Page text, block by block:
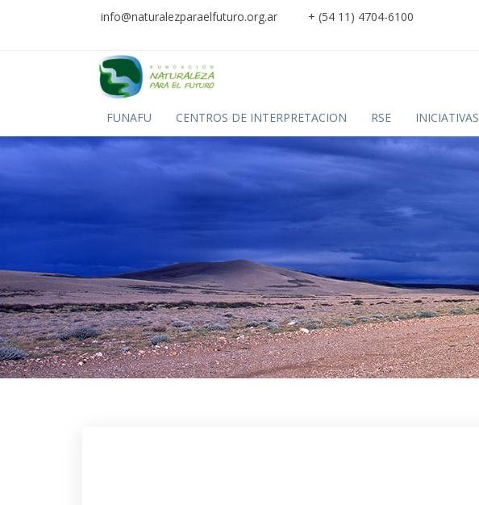
info@naturalezparaelfuturo.org.ar + (54 11) 4704-6100
FUNAFU CENTROS DE INTERPRETACION RSE INICIATIVAS